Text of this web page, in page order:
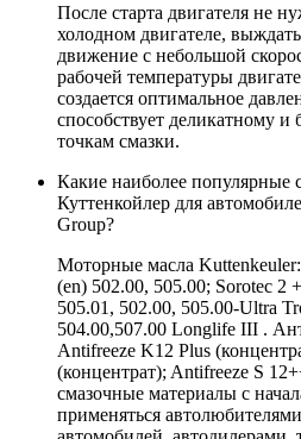
После старта двигателя не
холодном двигателе,
движение с небольшой
рабочей температуры
создается оптимальное
способствует деликатному
точкам смазки.
Какие наиболее популярные
Куттенкойлер для
Group?
Моторные масла
(en) 502.00, 505.00; Sorotec 2
505.01, 502.00, 505.00-Ultra
504.00,507.00 Longlife III .
Antifreeze K12 Plus
(концентрат); Antifreeze S
смазочные материалы с
применяться